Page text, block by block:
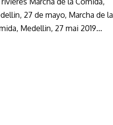
27 de mayo, Marcha de la
Medellin, 27 mai 2019...